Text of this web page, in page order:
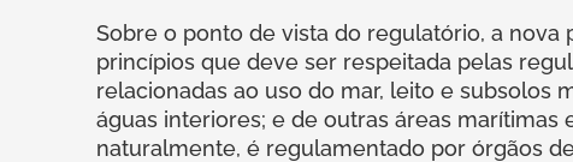
Sobre o ponto de vista do regulatório, a
princípios que deve ser respeitada pelas
relacionadas ao uso do mar, leito e subsolos
águas interiores; e de outras áreas marítimas
naturalmente, é regulamentado por órgãos